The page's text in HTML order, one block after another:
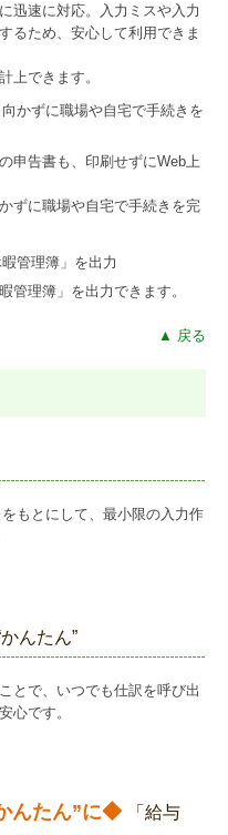
迅速に対応。入力ミスや入力
るため、安心して利用できま
上できます。
申告書も、印刷せずにWeb上
ずに職場や自宅で手続きを完
管理簿」を出力できます。
▲ 戻る
もとにして、最小限の入力作
んたん”
とで、いつでも仕訳を呼び出
心です。
んたん”に◆
「給与